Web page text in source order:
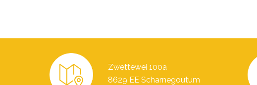
Zwettewei 100a
8629 EE Scharnegoutum